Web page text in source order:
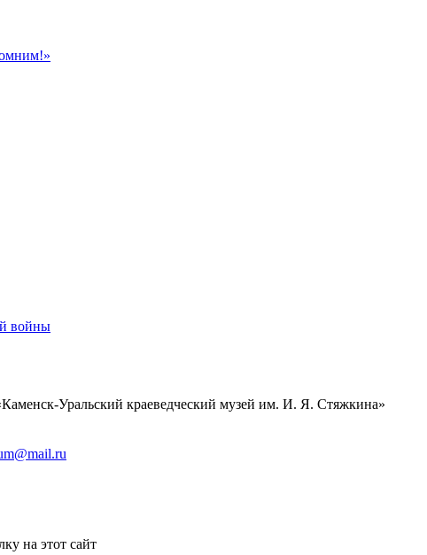
войны
Уральский краеведческий музей им. И. Я. Стяжкина»
на этот сайт